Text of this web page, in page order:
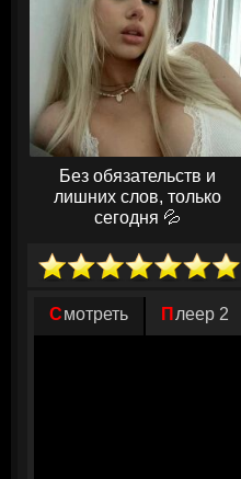
волнительное и веселое
отдохнуть. Взрослые тоже
школьных заданий на летние
что он осиротел. Тогда они
Без обязательств и
лишних слов, только
сегодня 💦
Смотреть Плеер 2